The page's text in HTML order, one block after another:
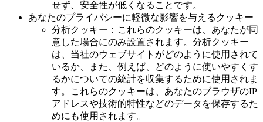
せず、安全性が低くなることです。
あなたのプライバシーに軽微な影響を与えるクッキー
分析クッキー：これらのクッキーは、あなたが同
意した場合にのみ設置されます。分析クッキー
は、当社のウェブサイトがどのように使用されて
いるか、また、例えば、どのように使いやすくす
るかについての統計を収集するために使用されま
す。これらのクッキーは、あなたのブラウザのIP
アドレスや技術的特性などのデータを保存するた
めにも使用されます。